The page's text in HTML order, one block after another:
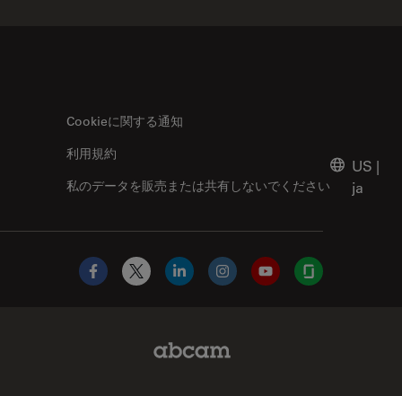
Cookieに関する通知
私のデータを販売または共有しないでください
利用規約
US |
ja
Facebook
X LinkedInInstagramYouTubeGlassdoor